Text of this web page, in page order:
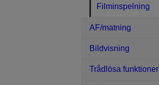
Filminspelning
AF/matning
Bildvisning
Trådlösa funktioner